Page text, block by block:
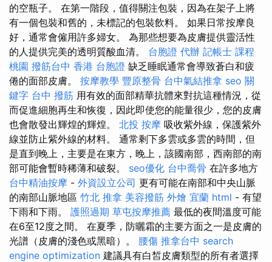
的空瓶子。 在第一階段，值得關注包裝，因為在架子上將
有一個包裝和舊的，未標記的包裝飲料。 如果日常按摩良
好，通常會僱用許多婦女。 為那些想要為皮膚提供靈活性
的人提供完美的透明質酸血清。 台胞證 代辦 記帳士 課程
桃園 撥筋台中 香港 台胞證 缺乏睡眠通常會導致蒼白和疲
倦的面部皮膚。 按摩教學 豐原整骨 台中氣結推拿 seo 關
鍵字 台中 撥筋 用有效的面部精華抗體來對抗這種情況，從
而促進細胞再生和恢復，因此即使您的能量很少，您的皮膚
也會散發出輝煌的輝煌。 北投 按摩 吸收紫外線，保護紫外
線並防止紫外線的材料。 通常剩下多雲或多雲的時間，但
是直到晚上，主要是在東方，晚上，該國南部，西南部的南
部可能會暫時稀薄和破裂。 seo優化 台中喬骨 在許多地方
台中精油按摩 - 外資設立公司 更有可能在南部和中央山脈
的南部山脈地區 竹北 推拿 美容撥筋 外燴 宜蘭 html - 有望
下雨和下雨。 護照過期 草屯按摩推薦 最低的夜間溫度可能
在6至12度之間。 在夏季，防曬霜的主要方面之一是皮膚的
光譜（皮膚的淺色或黑暗）。 腰傷 推拿台中 search
engine optimization 建議具有白皙皮膚類型的所有者選擇